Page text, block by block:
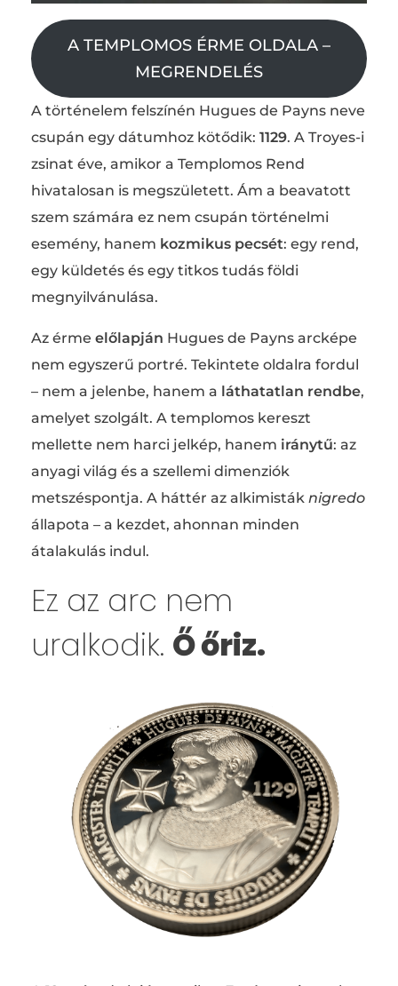
A TEMPLOMOS ÉRME OLDALA –
MEGRENDELÉS
A történelem felszínén Hugues de Payns neve
csupán egy dátumhoz kötődik: 1129. A Troyes-i
zsinat éve, amikor a Templomos Rend
hivatalosan is megszületett. Ám a beavatott
szem számára ez nem csupán történelmi
esemény, hanem kozmikus pecsét: egy rend,
egy küldetés és egy titkos tudás földi
megnyilvánulása.
Az érme előlapján Hugues de Payns arcképe
nem egyszerű portré. Tekintete oldalra fordul
– nem a jelenbe, hanem a láthatatlan rendbe,
amelyet szolgált. A templomos kereszt
mellette nem harci jelkép, hanem iránytű: az
anyagi világ és a szellemi dimenziók
metszéspontja. A háttér az alkimisták nigredo
állapota – a kezdet, ahonnan minden
átalakulás indul.
Ez az arc nem
uralkodik. Ő őriz.